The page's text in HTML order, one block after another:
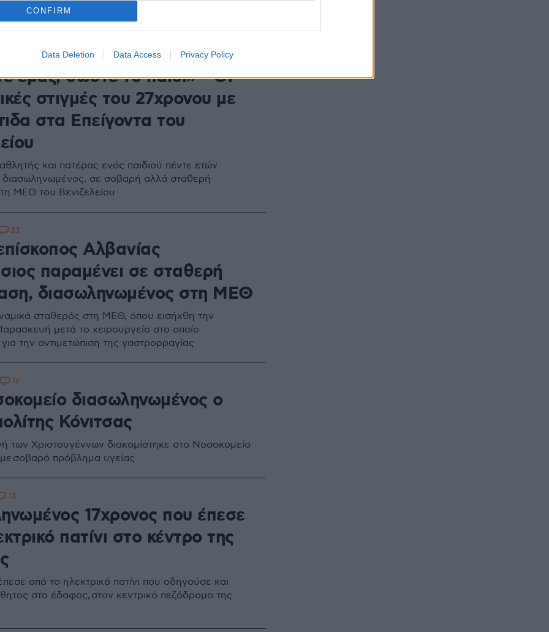
CONFIRM
Data Deletion Data Access Privacy Policy
πήγε με υψηλό πυρετό αλλά η υγεία του
μέρα με την ημέρα
εμάς, σώστε το παιδί» - Οι
στιγμές του 27χρονου με
στα Επείγοντα του
και πατέρας ενός παιδιού πέντε ετών
διασωληνωμένος, σε σοβαρή αλλά σταθερή
ΜΕΘ του Βενιζελείου
Αλβανίας
παραμένει σε σταθερή
διασωληνωμένος στη ΜΕΘ
σταθερός στη ΜΕΘ, όπου εισήχθη την
μετά το χειρουργείο στο οποίο
την αντιμετώπιση της γαστρορραγίας
23
διασωληνωμένος ο
Κόνιτσας
των Χριστουγέννων διακομίστηκε στο Νοσοκομείο
σοβαρό πρόβλημα υγείας
12
17χρονος που έπεσε
πατίνι στο κέντρο της
από το ηλεκτρικό πατίνι που οδηγούσε και
στο έδαφος, στον κεντρικό πεζόδρομο της
13